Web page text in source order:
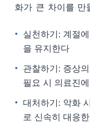
화가 큰 차이를 만
실천하기: 계절
을 유지한다
관찰하기: 증상
필요 시 의료진
대처하기: 악화
로 신속히 대응